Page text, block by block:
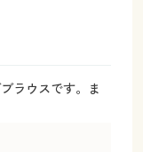
ラウスです。ま